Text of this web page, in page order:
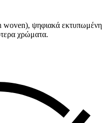
woven), ψηφιακά εκτυπωμένη
χρώματα.